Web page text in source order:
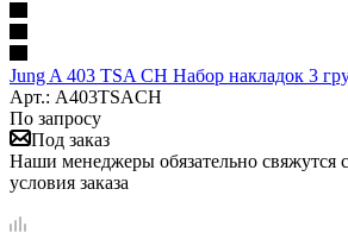
Jung A 403 TSA CH Набор накладок 3
Арт.: A403TSACH
По запросу
Под заказ
Наши менеджеры обязательно свяжутся
условия заказа